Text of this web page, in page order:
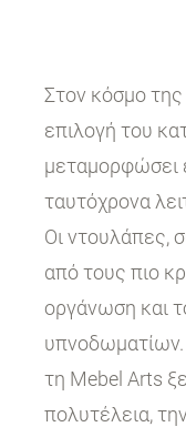
Στον κόσμο
επιλογή του
μεταμορφώσει
ταυτόχρονα
Οι ντουλάπες,
από τους πιο
οργάνωση και
τη Mebel Arts
πολυτέλεια,